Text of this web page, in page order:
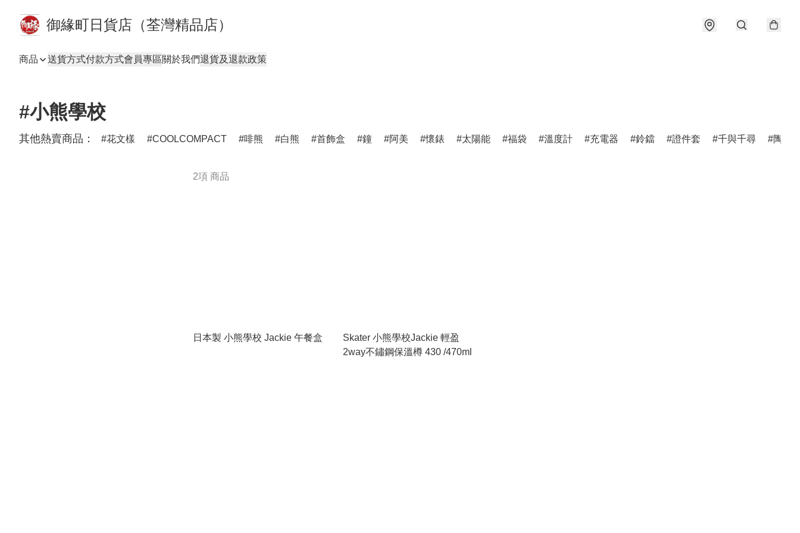
御緣町日貨店（荃灣精品店）
商品 送貨方式付款方式會員專區關於我們退貨及退款政策
#小熊學校
其他熱賣商品： 花文樣 COOLCOMPACT 啡熊 白熊 首飾盒 鐘 阿美 懷錶 太陽能 福袋 溫度計 充電器 鈴鐺 證件套 千與千尋 陶瓷
2項 商品
日本製 小熊學校 Jackie 午餐盒
Skater 小熊學校Jackie 輕盈
2way不鏽鋼保溫樽 430 /470ml